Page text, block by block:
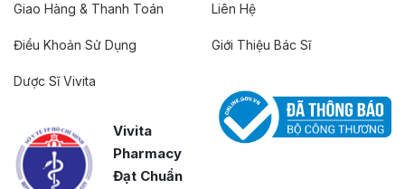
Giao Hàng & Thanh Toán
Điều Khoản Sử Dụng
Dược Sĩ Vivita
Vivita
Pharmacy
Đạt Chuẩn
Liên Hệ
Giới Thiệu Bác Sĩ